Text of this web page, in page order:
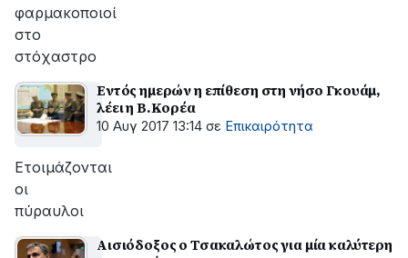
φαρμακοποιοί
στο
στόχαστρο
Εντός ημερών η επίθεση στη νήσο Γκουάμ,
λέει η Β.Κορέα
10 Αυγ 2017 13:14 σε Επικαιρότητα
Ετοιμάζονται
οι
πύραυλοι
Αισιόδοξος ο Τσακαλώτος για μία καλύτερη